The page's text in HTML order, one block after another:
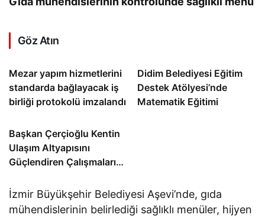
Göz Atın
Mezar yapım hizmetlerini
standarda bağlayacak iş
birliği protokolü imzalandı
Didim Belediyesi Eğitim
Destek Atölyesi’nde
Matematik Eğitimi
Başkan Çerçioğlu Kentin
Ulaşım Altyapısını
Güçlendiren Çalışmalarına
İzmir Büyükşehir Belediyesi Aşevi’nde, gıda
mühendislerinin belirlediği sağlıklı menüler, hijyen